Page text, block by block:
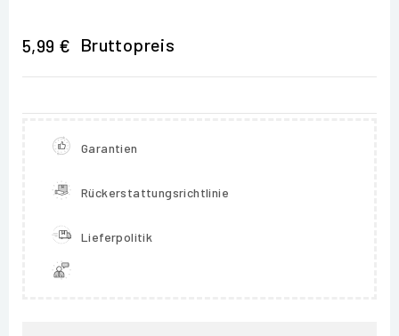
5,99 € Bruttopreis
Garantien
Rückerstattungsrichtlinie
Lieferpolitik